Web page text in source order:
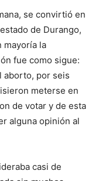
se convirtió en
de Durango,
mayoría la
fue como sigue:
aborto, por seis
meterse en
de votar y de esta
alguna opinión al
casi de